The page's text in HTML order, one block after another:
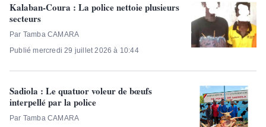
Kalaban-Coura : La police nettoie plusieurs
secteurs
Par Tamba CAMARA
Publié mercredi 29 juillet 2026 à 10:44
Sadiola : Le quatuor voleur de bœufs
interpellé par la police
Par Tamba CAMARA